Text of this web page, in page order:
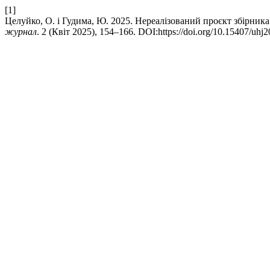
[1]
Целуйко, О. і Гудима, Ю. 2025. Нереалізований проєкт збірника
журнал. 2 (Квіт 2025), 154–166. DOI:https://doi.org/10.15407/